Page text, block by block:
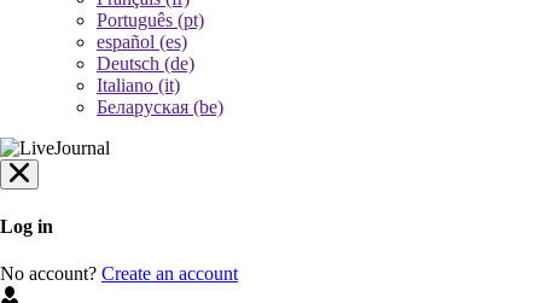
Português (pt)
español (es)
Deutsch (de)
Italiano (it)
Беларуская (be)
Log in
No account? Create an account